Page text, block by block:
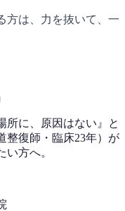
方は、力を抜いて、一
所に、原因はない』と
整復師・臨床23年）が
方へ。